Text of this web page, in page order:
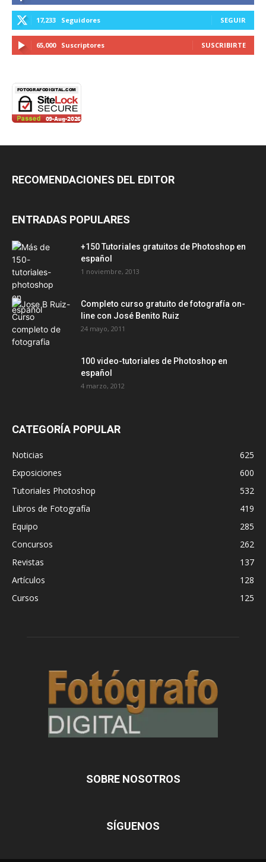
17,233 Seguidores SEGUIR
65,000 Suscriptores SUSCRIBIRTE
RECOMENDACIONES DEL EDITOR
ENTRADAS POPULARES
+150 Tutoriales gratuitos de Photoshop en
español
1 noviembre, 2013
Completo curso gratuito de fotografía on-
line con José Benito Ruiz
24 mayo, 2011
100 video-tutoriales de Photoshop en
español
4 marzo, 2012
CATEGORÍA POPULAR
Noticias
625
Exposiciones
600
Tutoriales Photoshop
532
Libros de Fotografía
419
Equipo
285
Concursos
262
Revistas
137
Artículos
128
Cursos
125
SOBRE NOSOTROS
SÍGUENOS